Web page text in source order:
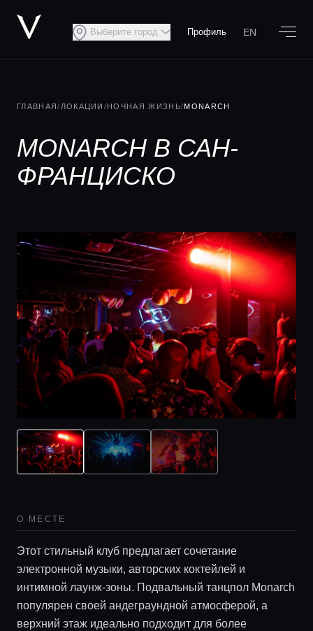
Выберите город Профиль EN
ГЛАВНАЯ/ ЛОКАЦИИ /НОЧНАЯ ЖИЗНЬ/MONARCH
MONARCH В САН-
ФРАНЦИСКО
О МЕСТЕ
Этот стильный клуб предлагает сочетание
электронной музыки, авторских коктейлей и
интимной лаунж-зоны. Подвальный танцпол Monarch
популярен своей андеграундной атмосферой, а
верхний этаж идеально подходит для более